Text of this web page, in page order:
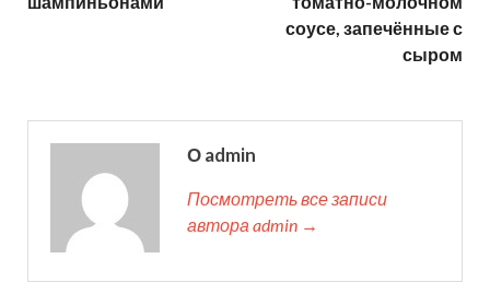
соусе, запечённые с
сыром
О admin
Посмотреть все записи
автора admin →